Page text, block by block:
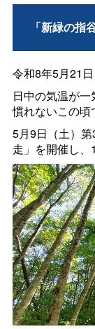
「新緑の指
令和8年5月21日
日中の気温が
慣れないこの頃
5月9日（土）
走」を開催し、